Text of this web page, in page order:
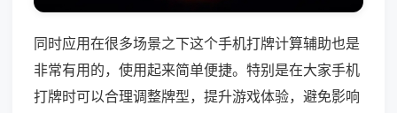
同时应用在很多场景之下这个手机打牌计算辅助也是
非常有用的，使用起来简单便捷。特别是在大家手机
打牌时可以合理调整牌型，提升游戏体验，避免影响